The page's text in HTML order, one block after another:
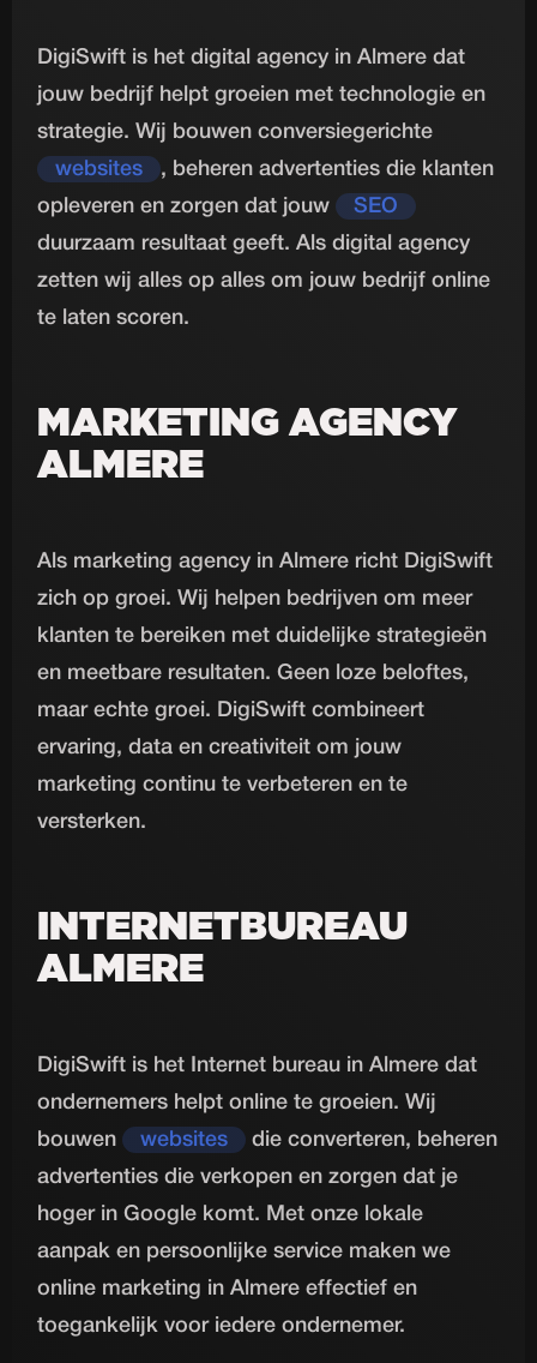
DigiSwift is het digital agency in Almere dat
jouw bedrijf helpt groeien met technologie en
strategie. Wij bouwen conversiegerichte
websites
, beheren advertenties die klanten
opleveren en zorgen dat jouw
SEO
duurzaam resultaat geeft. Als digital agency
zetten wij alles op alles om jouw bedrijf online
te laten scoren.
MARKETING AGENCY
ALMERE
Als marketing agency in Almere richt DigiSwift
zich op groei. Wij helpen bedrijven om meer
klanten te bereiken met duidelijke strategieën
en meetbare resultaten. Geen loze beloftes,
maar echte groei. DigiSwift combineert
ervaring, data en creativiteit om jouw
marketing continu te verbeteren en te
versterken.
INTERNETBUREAU
ALMERE
DigiSwift is het Internet bureau in Almere dat
ondernemers helpt online te groeien. Wij
bouwen
websites
die converteren, beheren
advertenties die verkopen en zorgen dat je
hoger in Google komt. Met onze lokale
aanpak en persoonlijke service maken we
online marketing in Almere effectief en
toegankelijk voor iedere ondernemer.